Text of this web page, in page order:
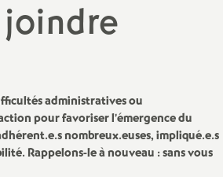
joindre
administratives ou
pour favoriser l’émergence du
nombreux.euses, impliqué.e.s
Rappelons-le à nouveau : sans vous